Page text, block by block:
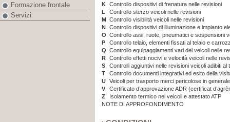
K Controllo dispositivi di frenatura nelle revisioni
L
Controllo sterzo veicoli nelle revisioni
M Controllo visibilità veicoli nelle revisioni
N Controllo dispositivi di illuminazione e impianto
O Controllo assi, ruote, pneumatici e sospensioni
P
Controllo telaio, elementi fissati al telaio e
Q Controllo equipaggiamenti vari dei veicoli nelle
R Controllo effetti nocivi e velocità veicoli nelle
S
Controlli aggiuntivi nelle revisioni veicoli adibiti
T
Controllo documenti integrativi ed esito della
U Veicoli per trasporto merci pericolose in generale
V
Certificato d’approvazione ADR (certificat
Z
Isolamento termico nei veicoli e attestato ATP
NOTE DI APPROFONDIMENTO
Formazione frontale
Servizi